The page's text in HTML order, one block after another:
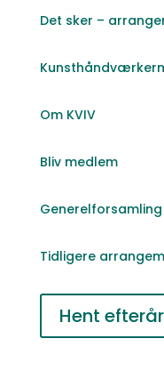
Det sker –
Om KVIV
Bliv medlem
Generelforsamling
Tidligere
Hent